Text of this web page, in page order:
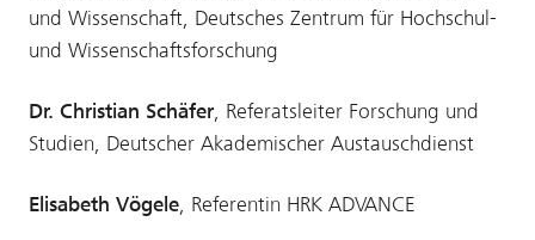
und Wissenschaft, Deutsches Zentrum für Hochschul-
und Wissenschaftsforschung
Dr. Christian Schäfer, Referatsleiter Forschung und
Studien, Deutscher Akademischer Austauschdienst
Elisabeth Vögele, Referentin HRK ADVANCE